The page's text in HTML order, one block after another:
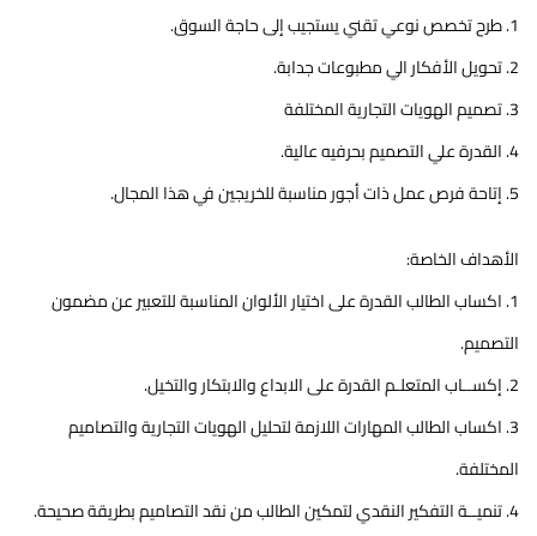
1. طرح تخصص نوعي تقني يستجيب إلى حاجة السوق.
2. تحويل الأفكار الي مطبوعات جدابة.
3. تصميم الهويات التجارية المختلفة
4. القدرة علي التصميم بحرفيه عالية.
5. إتاحة فرص عمل ذات أجور مناسبة للخريجين في هذا المجال.
الأهداف الخاصة:
1. اكساب الطالب القدرة على اختيار الألوان المناسبة للتعبير عن مضمون
التصميم.
2. إكســاب المتعلـم القدرة على الابداع والابتكار والتخيل.
3. اكساب الطالب المهارات اللازمة لتحليل الهويات التجارية والتصاميم
المختلفة.
4. تنميــة التفكير النقدي لتمكين الطالب من نقد التصاميم بطريقة صحيحة.